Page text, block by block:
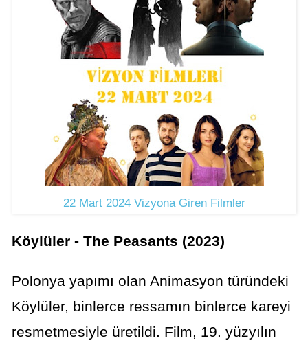
22 Mart 2024 Vizyona Giren Filmler
Köylüler - The Peasants (2023)
Polonya yapımı olan Animasyon türündeki
Köylüler, binlerce ressamın binlerce kareyi
resmetmesiyle üretildi. Film, 19. yüzyılın